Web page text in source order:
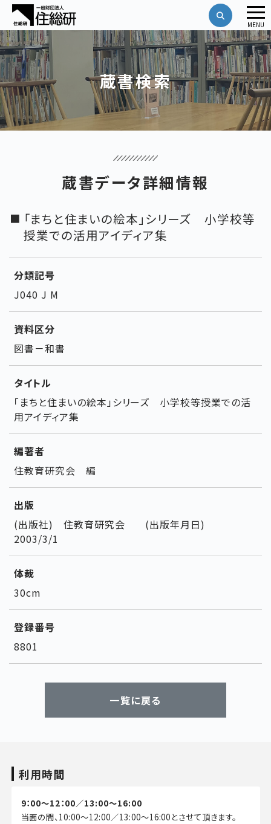
蔵書検索
蔵書データ詳細情報
「まちと住まいの絵本」シリーズ 小学校等
授業での活用アイディア集
分類記号
J040 J M
資料区分
図書－和書
タイトル
「まちと住まいの絵本」シリーズ 小学校等授業での活
用アイディア集
編著者
住教育研究会 編
出版
(出版社) 住教育研究会 (出版年月日)
2003/3/1
体裁
30cm
登録番号
8801
一覧に戻る
利用時間
9：00～12：00／13:00～16:00
当面の間、10:00～12:00／13:00～16:00とさせて頂きます。
メ
ニ
ュ
ー
MENU